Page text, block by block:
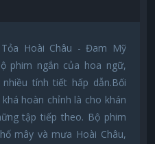
Hoài Châu - Đam Mỹ
phim ngắn của hoa ngữ,
tính tiết hấp dẫn.Bối
hoàn chỉnh là cho khán
tập tiếp theo. Bộ phim
mây và mưa Hoài Châu,